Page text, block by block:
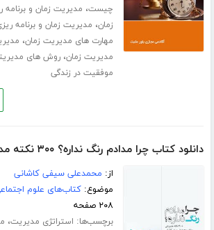
چیست، مدیریت زمان و برنامه
زمان، مدیریت زمان و برنامه
مهارت های مدیریت زمان،
مدیریت زمان،روش های
موفقیت در زندگی
دانلود کتاب چرا مدادم رنگ نداره؟ ۳۰۰ نکته مدیریتی
از: محمدعلی سیفی کاشانی
موضوع:کتاب‌های علوم
۲۰۸ صفحه
برچسب‌ها: استراتژی مدیریت،